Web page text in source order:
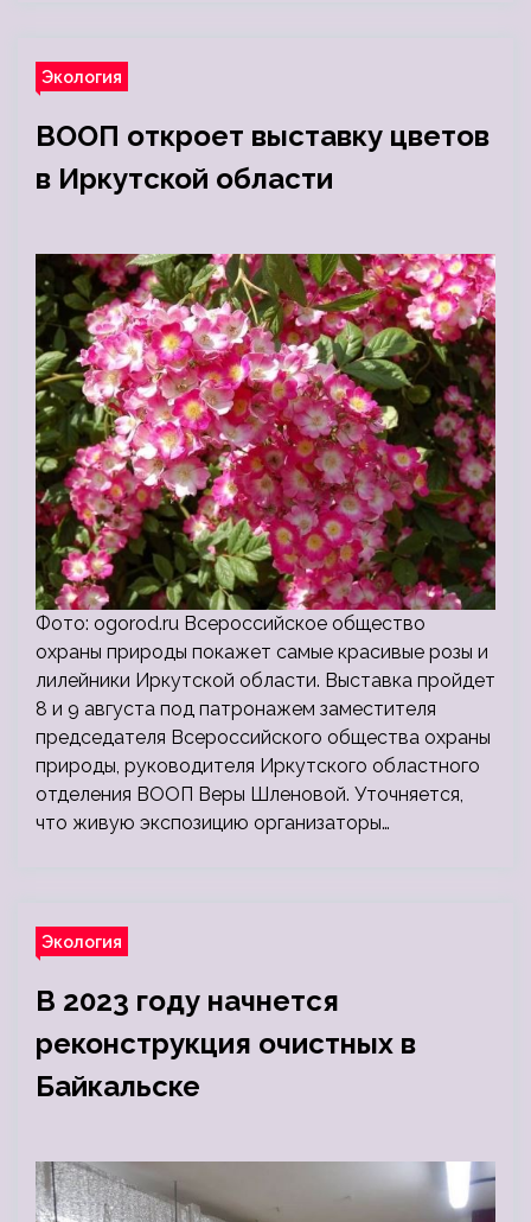
Экология
ВООП откроет выставку цветов
в Иркутской области
Фото: ogorod.ru Всероссийское общество
охраны природы покажет самые красивые розы и
лилейники Иркутской области. Выставка пройдет
8 и 9 августа под патронажем заместителя
председателя Всероссийского общества охраны
природы, руководителя Иркутского областного
отделения ВООП Веры Шленовой. Уточняется,
что живую экспозицию организаторы…
Экология
В 2023 году начнется
реконструкция очистных в
Байкальске